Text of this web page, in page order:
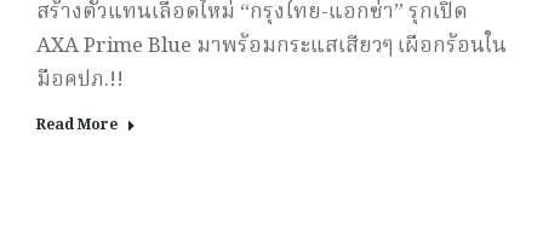
สร้างตัวแทนเลือดใหม่ “กรุงไทย-แอกซ่า” รุกเปิด
AXA Prime Blue มาพร้อมกระแสเสียวๆ เผือกร้อนใน
มือคปภ.!!
Read More